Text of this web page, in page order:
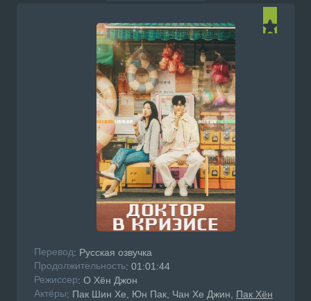
Перевод: Русская озвучка
Продолжительность: 01:01:44
Режисcер: О Хён Джон
Актёры: Пак Шин Хе, Юн Пак, Чан Хе Джин, Пак Хён